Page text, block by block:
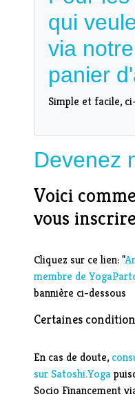
qui
via notre
panier
Simple et facile,
Devenez
Voici
vous inscrire
Cliquez sur ce lien: "
membre de
bannière ci-dessous
Certaines
En cas de doute,
sur Satoshi.Yoga
Socio Financement